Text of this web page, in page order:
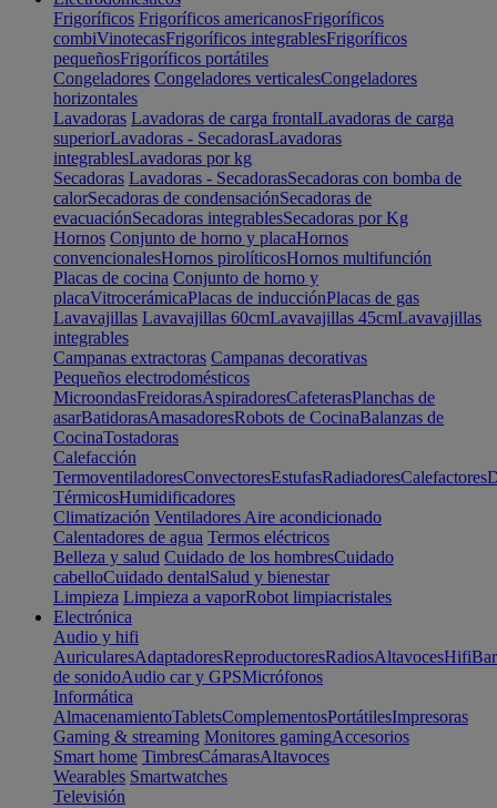
Frigoríficos Frigoríficos americanosFrigoríficos
combiVinotecasFrigoríficos integrablesFrigoríficos
pequeñosFrigoríficos portátiles
Congeladores Congeladores verticalesCongeladores
horizontales
Lavadoras Lavadoras de carga frontalLavadoras de carga
superiorLavadoras - SecadorasLavadoras
integrablesLavadoras por kg
Secadoras Lavadoras - SecadorasSecadoras con bomba de
calorSecadoras de condensaciónSecadoras de
evacuaciónSecadoras integrablesSecadoras por Kg
Hornos Conjunto de horno y placaHornos
convencionalesHornos pirolíticosHornos multifunción
Placas de cocina Conjunto de horno y
placaVitrocerámicaPlacas de inducciónPlacas de gas
Lavavajillas Lavavajillas 60cmLavavajillas 45cmLavavajillas
integrables
Campanas extractoras Campanas decorativas
Pequeños electrodomésticos
MicroondasFreidorasAspiradoresCafeterasPlanchas de
asarBatidorasAmasadoresRobots de CocinaBalanzas de
CocinaTostadoras
Calefacción
TermoventiladoresConvectoresEstufasRadiadoresCalefactores
TérmicosHumidificadores
Climatización Ventiladores Aire acondicionado
Calentadores de agua Termos eléctricos
Belleza y salud Cuidado de los hombresCuidado
cabelloCuidado dentalSalud y bienestar
Limpieza Limpieza a vaporRobot limpiacristales
Electrónica
Audio y hifi
AuricularesAdaptadoresReproductoresRadiosAltavocesHifi
de sonidoAudio car y GPSMicrófonos
Informática
AlmacenamientoTabletsComplementosPortátilesImpresoras
Gaming & streaming Monitores gamingAccesorios
Smart home TimbresCámarasAltavoces
Wearables Smartwatches
Televisión